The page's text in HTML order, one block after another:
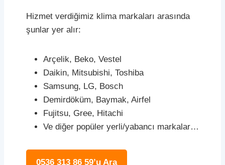
Hizmet verdiğimiz klima markaları arasında
şunlar yer alır:
Arçelik, Beko, Vestel
Daikin, Mitsubishi, Toshiba
Samsung, LG, Bosch
Demirdöküm, Baymak, Airfel
Fujitsu, Gree, Hitachi
Ve diğer popüler yerli/yabancı markalar…
0536 313 86 59’u Ara